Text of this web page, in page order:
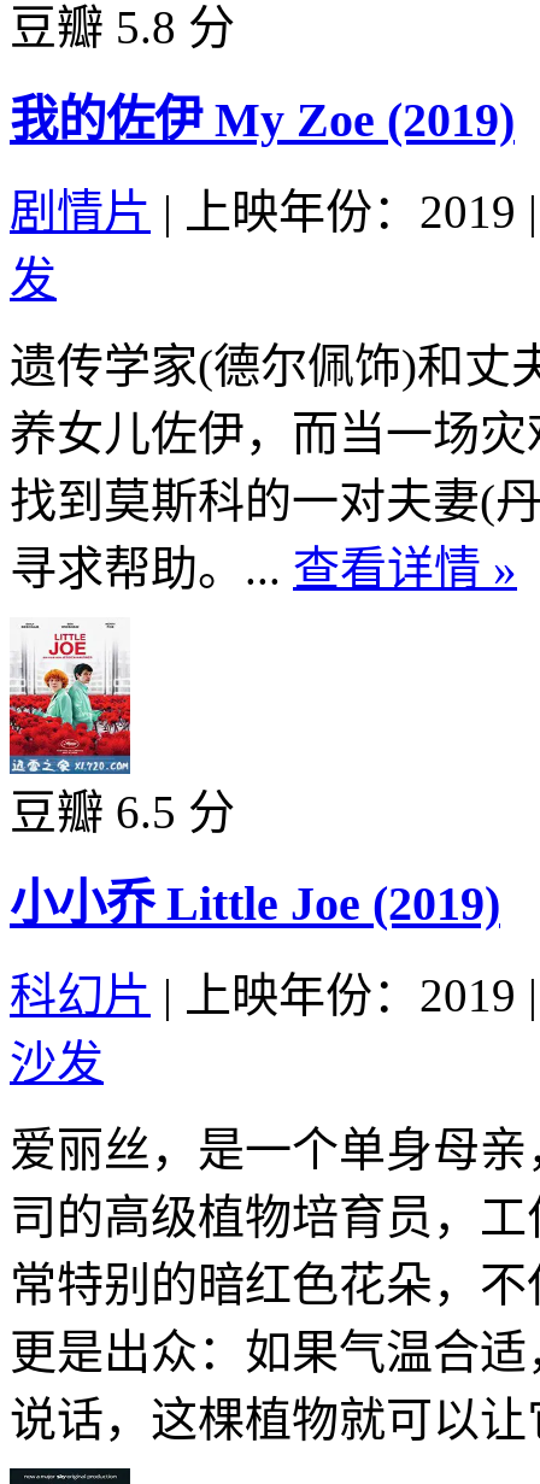
豆瓣 5.8 分
我的佐伊 My Zoe (2019)
剧情片 | 上映年份：2019 |
发
遗传学家(德尔佩饰)和丈
养女儿佐伊，而当一场
找到莫斯科的一对夫妻(
寻求帮助。... 查看详情 »
豆瓣 6.5 分
小小乔 Little Joe (2019)
科幻片 | 上映年份：2019 |
沙发
爱丽丝，是一个单身母
司的高级植物培育员，
常特别的暗红色花朵，
更是出众：如果气温合
说话，这棵植物就可以